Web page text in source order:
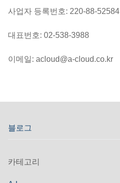
사업자 등록번호: 220-88-52584
대표번호: 02-538-3988
이메일: acloud@a-cloud.co.kr
블로그
카테고리